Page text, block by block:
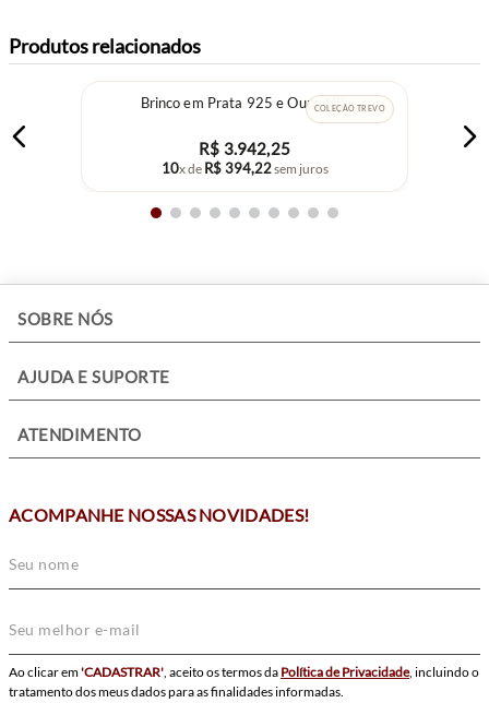
Produtos relacionados
COLEÇÃO TREVO
Brinco em Prata 925 e Ouro 18k
R$ 3.942,25
10x de R$ 394,22sem juros
SOBRE NÓS
AJUDA E SUPORTE
ATENDIMENTO
ACOMPANHE NOSSAS NOVIDADES!
Ao clicar em'CADASTRAR', aceito os termos da Política de Privacidade, incluindo o
tratamento dos meus dados para as finalidades informadas.